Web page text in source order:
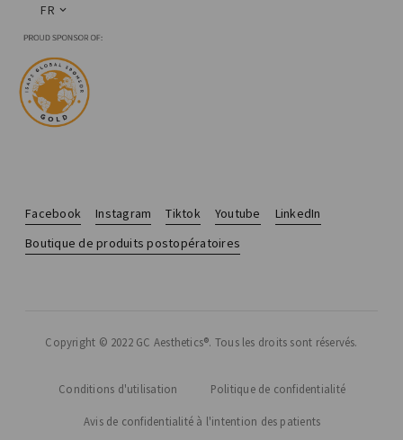
FR
Facebook Instagram Tiktok Youtube
LinkedIn
Boutique de produits postopératoires
Copyright © 2022 GC Aesthetics®. Tous les droits sont réservés.
Conditions d'utilisation Politique de confidentialité
Avis de confidentialité à l'intention des patients